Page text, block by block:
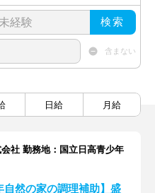
検索
含まない
日給 月給
社 勤務地：国立日高青少年
自然の家の調理補助】盛